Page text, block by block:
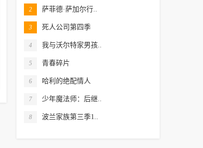
2 萨菲德·萨加尔行..
3 死人公司第四季
4 我与沃尔特家男孩..
5 青春碎片
6 哈利的绝配情人
7 少年魔法师：后继..
8 波兰家族第三季1..